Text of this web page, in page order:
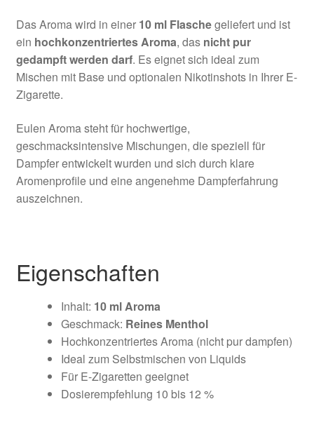
Das Aroma wird in einer 10 ml Flaschegeliefert und ist
ein hochkonzentriertes Aroma, das nicht pur
gedampft werden darf. Es eignet sich ideal zum
Mischen mit Base und optionalen Nikotinshots in Ihrer E-
Zigarette.
Eulen Aroma steht für hochwertige,
geschmacksintensive Mischungen, die speziell für
Dampfer entwickelt wurden und sich durch klare
Aromenprofile und eine angenehme Dampferfahrung
auszeichnen.
Eigenschaften
Inhalt: 10 ml Aroma
Geschmack: Reines Menthol
Hochkonzentriertes Aroma (nicht pur dampfen)
Ideal zum Selbstmischen von Liquids
Für E-Zigaretten geeignet
Dosierempfehlung 10 bis 12 %